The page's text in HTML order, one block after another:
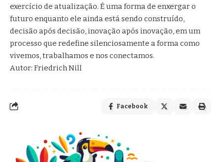
exercício de atualização. É uma forma de enxergar o
futuro enquanto ele ainda está sendo construído,
decisão após decisão, inovação após inovação, em um
processo que redefine silenciosamente a forma como
vivemos, trabalhamos e nos conectamos.
Autor: Friedrich Nill
Facebook